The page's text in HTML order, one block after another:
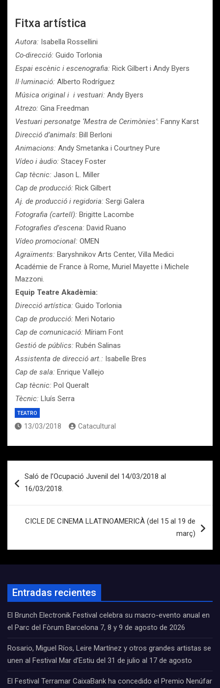
Fitxa artística
Autora: Isabella Rossellini
Co-direcció: Guido Torlonia
Espai escènic i escenografia: Rick Gilbert i Andy Byers
Il·luminació: Alberto Rodríguez
Música original i i vestuari: Andy Byers
Atrezo: Gina Freedman
Vestuari personatge ‘Mestra de Cerimònies’: Fanny Karst
Direcció d’animals: Bill Berloni
Animacions: Andy Smetanka i Courtney Pure
Vídeo i àudio: Stacey Foster
Cap tècnic: Jason L. Miller
Cap de producció: Rick Gilbert
Aj. de producció i regidoria: Sergi Galera
Fotografia (cartell): Brigitte Lacombe
Fotografies d’escena: David Ruano
Vídeo promocional: OMEN
Agraïments: Baryshnikov Arts Center, Villa Medici
Académie de France à Rome, Muriel Mayette i Michele
Mazzoni.
Equip Teatre Akadèmia:
Direcció artística: Guido Torlonia
Cap de producció: Meri Notario
Cap de comunicació: Míriam Font
Gestió de públics: Rubén Salinas
Assistenta de direcció art.: Isabelle Bres
Cap de sala: Enrique Vallejo
Cap tècnic: Pol Queralt
Tècnic: Lluís Serra
TEATRO
13/03/2018 Catacultural
de
Saló de l’Ocupació Juvenil del 14/03/2018 al
16/03/2018.
CICLE DE CINEMA LLATINOAMERICÀ (del 15 al 19 de
març)
Entradas recientes
El Brunch Electronik Festival celebra su macro-evento anual en
el Parc del Fòrum Barcelona 7, 8 y 9 de agosto de 2026
Rosario, Miguel Ríos, Leire Martínez y otros grandes artistas se
unen al Festival Mar d’Estiu del 31 de julio al 17 de agosto
El Festival Terramar CaixaBank ha concedido el Premio Nenúfar